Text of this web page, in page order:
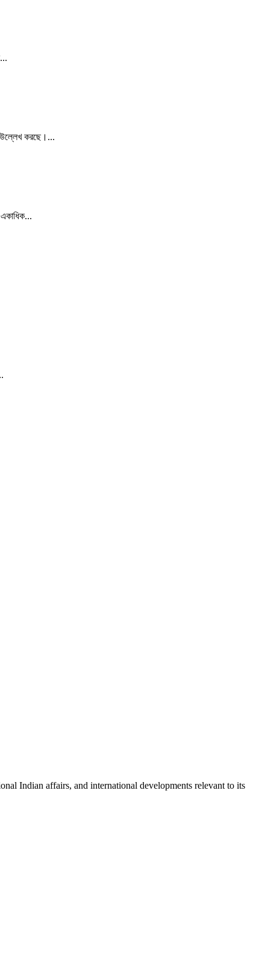
উল্লেখ করছে।...
Indian affairs, and international developments relevant to its